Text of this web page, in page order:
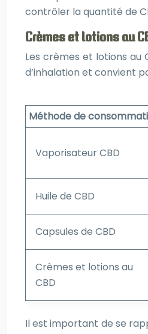
contrôler la quantité de
Crèmes et lotions au
Les crèmes et lotions au
d’inhalation et convient
Méthode de
Vaporisateur CBD
Huile de CBD
Capsules de CBD
Crèmes et lotions au
CBD
Il est important de se